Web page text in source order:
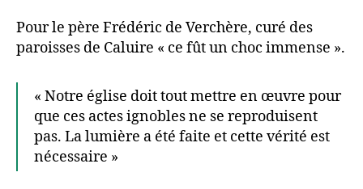
Pour le père Frédéric de Verchère, curé des
paroisses de Caluire « ce fût un choc immense ».
« Notre église doit tout mettre en œuvre pour
que ces actes ignobles ne se reproduisent
pas. La lumière a été faite et cette vérité est
nécessaire »